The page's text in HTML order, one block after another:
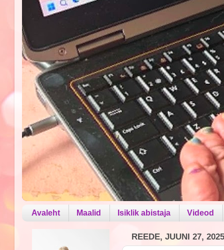
Avaleht Maalid Isiklik abistaja Videod
REEDE, JUUNI 27,